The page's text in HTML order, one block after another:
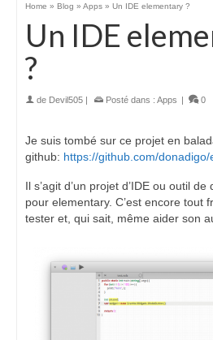
Home » Blog » Apps » Un IDE elementary ?
Un IDE
?
de Devil505 | Posté dans : Apps | 0
Je suis tombé sur ce projet en
github: https://github.com/
Il s’agit d’un projet d’IDE ou outil
pour elementary. C’est encore tout
tester et, qui sait, même aider son